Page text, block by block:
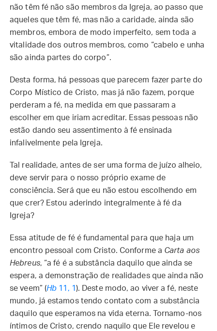
não têm fé não são membros da Igreja, ao passo que
aqueles que têm fé, mas não a caridade, ainda são
membros, embora de modo imperfeito, sem toda a
vitalidade dos outros membros, como “cabelo e unha
são ainda partes do corpo”.
Desta forma, há pessoas que parecem fazer parte do
Corpo Místico de Cristo, mas já não fazem, porque
perderam a fé, na medida em que passaram a
escolher em que iriam acreditar. Essas pessoas não
estão dando seu assentimento à fé ensinada
infalivelmente pela Igreja.
Tal realidade, antes de ser uma forma de juízo alheio,
deve servir para o nosso próprio exame de
consciência. Será que eu não estou escolhendo em
que crer? Estou aderindo integralmente à fé da
Igreja?
Essa atitude de fé é fundamental para que haja um
encontro pessoal com Cristo. Conforme a Carta aos
Hebreus, “a fé é a substância daquilo que ainda se
espera, a demonstração de realidades que ainda não
se veem” (Hb 11, 1 ). Deste modo, ao viver a fé, neste
mundo, já estamos tendo contato com a substância
daquilo que esperamos na vida eterna. Tornamo-nos
íntimos de Cristo, crendo naquilo que Ele revelou e